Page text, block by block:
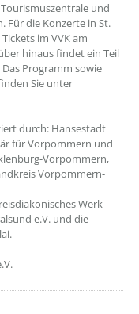
und
Für die Konzerte in St.
im VVK am
hinaus findet ein Teil
Programm sowie
Sie unter
durch: Hansestadt
für Vorpommern und
Vorpommern,
Vorpommern-
Werk
e.V. und die